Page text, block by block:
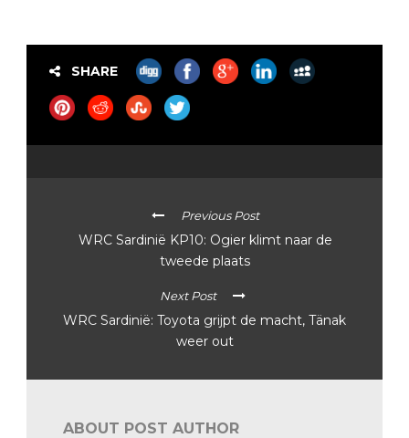
SHARE
Previous Post
WRC Sardinië KP10: Ogier klimt naar de
tweede plaats
Next Post
WRC Sardinië: Toyota grijpt de macht, Tänak
weer out
ABOUT POST AUTHOR